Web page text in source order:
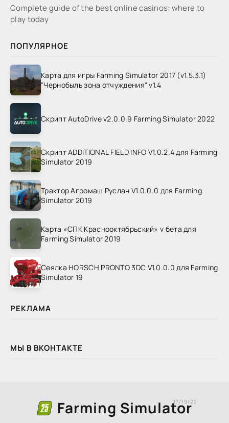
Complete guide of the best online casinos: where to
play today
ПОПУЛЯРНОЕ
Карта для игры Farming Simulator 2017 (v1.5.3.1)
"Чернобыль зона отчуждения" v1.4
Скрипт AutoDrive v2.0.0.9 Farming Simulator 2022
Скрипт ADDITIONAL FIELD INFO V1.0.2.4 для Farming
Simulator 2019
Трактор Агромаш Руслан V1.0.0.0 для Farming
Simulator 2019
Карта «СПК Краснооктябрьский» v бета для
Farming Simulator 2019
Сеялка HORSCH PRONTO 3DC V1.0.0.0 для Farming
Simulator 19
РЕКЛАМА
МЫ В ВКОНТАКТЕ
Farming Simulator
17/19/22